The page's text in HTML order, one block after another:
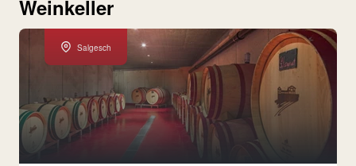
Weinkeller
Salgesch